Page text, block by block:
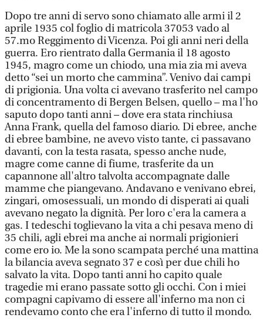
Dopo tre anni di servo sono chiamato alle armi il 2
aprile 1935 col foglio di matricola 37053 vado al
57.mo Reggimento di Vicenza. Poi gli anni neri della
guerra. Ero rientrato dalla Germania il 18 agosto
1945, magro come un chiodo, una mia zia mi aveva
detto “sei un morto che cammina”. Venivo dai campi
di prigionia. Una volta ci avevano trasferito nel campo
di concentramento di Bergen Belsen, quello – ma l'ho
saputo dopo tanti anni – dove era stata rinchiusa
Anna Frank, quella del famoso diario. Di ebree, anche
di ebree bambine, ne avevo visto tante, ci passavano
davanti, con la testa rasata, spesso anche nude,
magre come canne di fiume, trasferite da un
capannone all'altro talvolta accompagnate dalle
mamme che piangevano. Andavano e venivano ebrei,
zingari, omosessuali, un mondo di disperati ai quali
avevano negato la dignità. Per loro c'era la camera a
gas. I tedeschi toglievano la vita a chi pesava meno di
35 chili, agli ebrei ma anche ai normali prigionieri
come ero io. Me la sono scampata perché una mattina
la bilancia aveva segnato 37 e così per due chili ho
salvato la vita. Dopo tanti anni ho capito quale
tragedie mi erano passate sotto gli occhi. Con i miei
compagni capivamo di essere all'inferno ma non ci
rendevamo conto che era l'inferno di tutto il mondo.